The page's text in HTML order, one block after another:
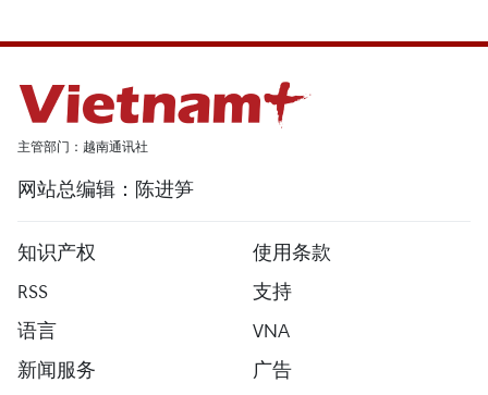
主管部门：越南通讯社
网站总编辑：陈进笋
知识产权
使用条款
RSS
支持
语言
VNA
新闻服务
广告